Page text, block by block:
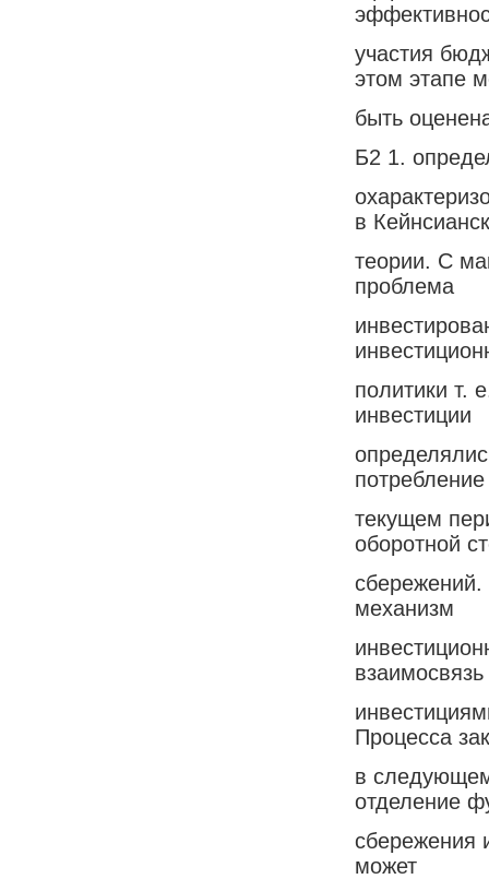
участия
этом этапе
быть
Б2 1.
в
теории. С
проблема
политики т.
инвестиции
текущем
оборотной
сбережений.
механизм
Процесса
в
отделение
сбережения
может